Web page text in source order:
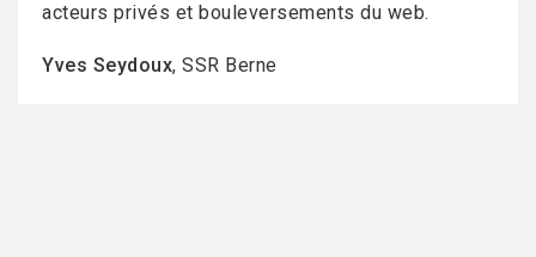
acteurs privés et bouleversements du web.
Yves Seydoux, SSR Berne